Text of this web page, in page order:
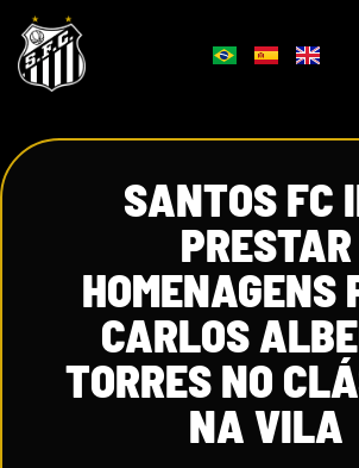
SANTOS FC
PRESTAR
HOMENAGENS
CARLOS
TORRES NO
NA VILA